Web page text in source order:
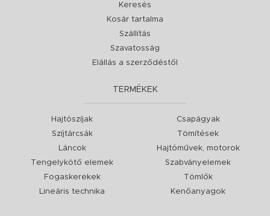
Keresés
Kosár tartalma
Szállítás
Szavatosság
Elállás a szerződéstől
TERMÉKEK
Hajtószíjak
Szíjtárcsák
Láncok
Tengelykötő elemek
Fogaskerekek
Lineáris technika
Csapágyak
Tömítések
Hajtóművek, motorok
Szabványelemek
Tömlők
Kenőanyagok